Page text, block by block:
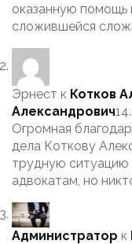
оказанную помощь
сложившейся
Эрнест к Котков
Александрович
Огромная
дела Коткову
трудную ситуацию
адвокатам, но
Администратор к